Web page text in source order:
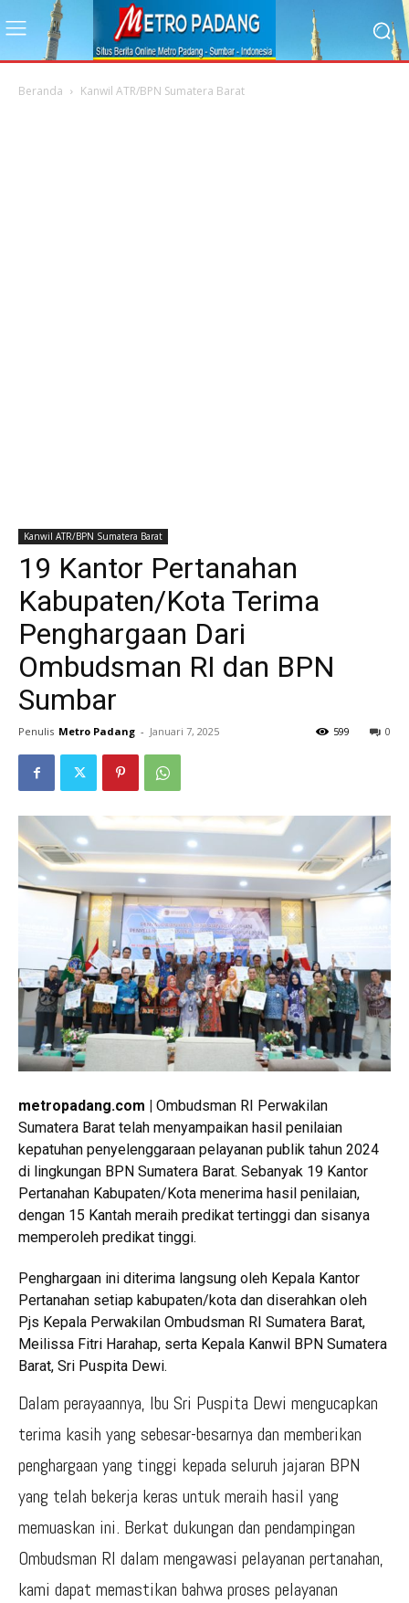
Beranda Kanwil ATR/BPN Sumatera Barat
Kanwil ATR/BPN Sumatera Barat
19 Kantor Pertanahan
Kabupaten/Kota Terima
Penghargaan Dari
Ombudsman RI dan BPN
Sumbar
Penulis Metro Padang - Januari 7, 2025 0
599
metropadang.com |
Ombudsman RI Perwakilan
Sumatera Barat telah menyampaikan hasil penilaian
kepatuhan penyelenggaraan pelayanan publik tahun 2024
di lingkungan BPN Sumatera Barat. Sebanyak 19 Kantor
Pertanahan Kabupaten/Kota menerima hasil penilaian,
dengan 15 Kantah meraih predikat tertinggi dan sisanya
memperoleh predikat tinggi.
Penghargaan ini diterima langsung oleh Kepala Kantor
Pertanahan setiap kabupaten/kota dan diserahkan oleh
Pjs Kepala Perwakilan Ombudsman RI Sumatera Barat,
Meilissa Fitri Harahap, serta Kepala Kanwil BPN Sumatera
Barat, Sri Puspita Dewi.
Dalam perayaannya, Ibu Sri Puspita Dewi mengucapkan
terima kasih yang sebesar-besarnya dan memberikan
penghargaan yang tinggi kepada seluruh jajaran BPN
yang telah bekerja keras untuk meraih hasil yang
memuaskan ini. Berkat dukungan dan pendampingan
Ombudsman RI dalam mengawasi pelayanan pertanahan,
kami dapat memastikan bahwa proses pelayanan